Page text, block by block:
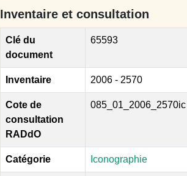
Inventaire et consultation
Clé du
document
65593
Inventaire 2006 - 2570
Cote de
consultation
RADdO
085_01_2006_2570ic
Catégorie Iconographie